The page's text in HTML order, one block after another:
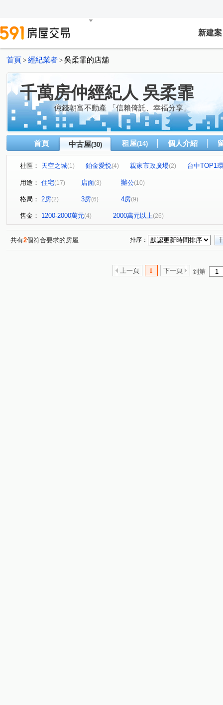
新建案
首頁 > 經紀業者 > 吳柔霏的店舖
千萬房仲經紀人 吳柔霏
億錢朝富不動產 「信賴倚託、幸福分享」
首頁 中古屋(30) 租屋(14) 個人介紹
社區： 天空之城(1) 鉑金愛悦(4) 親家市政廣場(2)
台中TOP1
VVS1
NTC國家商貿中心 (1)
北屯面寬9米5黃金大店面
市政1號院
國家1號院(1) 七期河南路透店(1) 勇建市政依蝶
TOP1環球經貿中心NTC親家T3(1) 允將大有(1)
TOP1環球經貿NTC國家商貿親家市政 (1)
親家T3市政國際中
七期正河南路雙透天店面(1) 七期正河南路黃金賺錢透天厝(1)
建國南路一段 (1) 松安街 市政路
用途： 住宅(17) 店面(3) 辦公(10)
格局： 2房(2) 3房(6) 4房(9)
售金： 1200-2000萬元(4) 2000萬元以上(26)
共有2個符合要求的房屋 排序：
上一頁 1 下一頁 到第